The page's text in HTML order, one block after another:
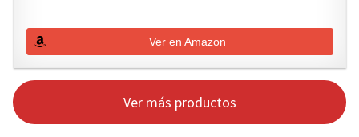
Ver en Amazon
Ver más productos